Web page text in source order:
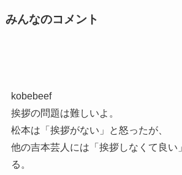
みんなのコメント
kobebeef
挨拶の問題は難しいよ。
松本は「挨拶がない」と怒ったが、
他の吉本芸人には「挨拶しなくて良い
る。